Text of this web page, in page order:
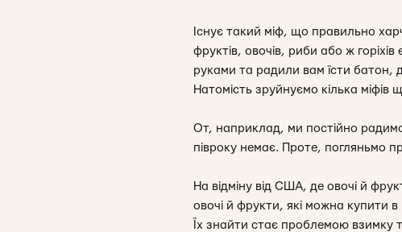
Існує такий міф, що правильно
фруктів, овочів, риби або ж
руками та радили вам їсти батон,
Натомість зруйнуємо кілька міфів
От, наприклад, ми постійно
півроку немає. Проте, погляньмо
На відміну від США, де овочі й
овочі й фрукти, які можна купити в
Їх знайти стає проблемою взимку